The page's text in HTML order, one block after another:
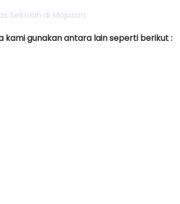
kami gunakan antara lain seperti berikut :